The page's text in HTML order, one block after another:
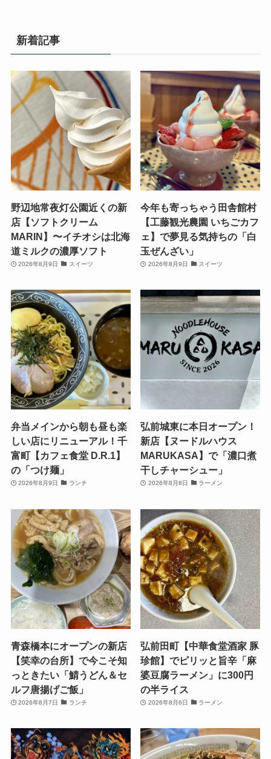
新着記事
野辺地常夜灯公園近くの新
店【ソフトクリーム
MARIN】〜イチオシは北海
道ミルクの濃厚ソフト
2026年8月9日 スイーツ
今年も寄っちゃう田舎館村
【工藤観光農園 いちごカフ
ェ】で夢見る気持ちの「白
玉ぜんざい」
2026年8月9日 スイーツ
弁当メインから朝も昼も楽
しい店にリニューアル！千
富町【カフェ食堂 D.R.1】
の「つけ麺」
2026年8月9日 ランチ
弘前城東に本日オープン！
新店【ヌードルハウス
MARUKASA】で「濃口煮
干しチャーシュー」
2026年8月8日 ラーメン
青森橋本にオープンの新店
【笑幸の台所】で今こそ知
っときたい「鯖うどん＆セ
ルフ唐揚げご飯」
2026年8月7日 ランチ
弘前田町【中華食堂酒家 豚
珍館】でピリッと旨辛「麻
婆豆腐ラーメン」に300円
の半ライス
2026年8月6日 ラーメン